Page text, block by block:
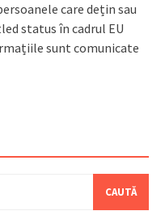
care dețin sau
status în cadrul EU
sunt comunicate